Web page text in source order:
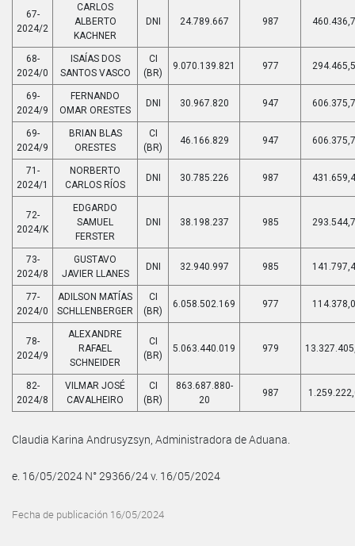
67-
2024/2
CARLOS
ALBERTO
KACHNER
DNI 24.789.667 987
68-
2024/0
ISAÍAS DOS
SANTOS VASCO
CI
(BR)
9.070.139.821 977
69-
2024/9
FERNANDO
OMAR ORESTES
DNI 30.967.820 947
69-
2024/9
BRIAN BLAS
ORESTES
CI
(BR)
46.166.829 947
71-
2024/1
NORBERTO
CARLOS RÍOS
DNI 30.785.226 987
72-
2024/K
EDGARDO
SAMUEL
FERSTER
DNI 38.198.237 985
73-
2024/8
GUSTAVO
JAVIER LLANES
DNI 32.940.997 985
77-
2024/0
ADILSON MATÍAS
SCHLLENBERGER
CI
(BR)
6.058.502.169 977
78-
2024/9
ALEXANDRE
RAFAEL
SCHNEIDER
CI
(BR)
5.063.440.019 979
82-
2024/8
VILMAR JOSÉ
CAVALHEIRO
CI
(BR)
863.687.880-
20
987
Claudia Karina Andrusyzsyn, Administradora de Aduana.
e. 16/05/2024 N° 29366/24 v. 16/05/2024
Fecha de publicación 16/05/2024